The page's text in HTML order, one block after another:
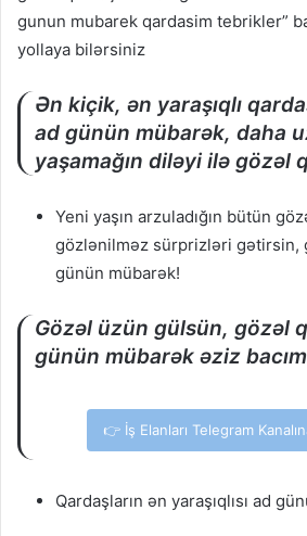
gunun mubarek qardasim tebrikler”
yollaya bilərsiniz
Ən kiçik, ən yaraşıqlı
ad günün mübarək, daha
yaşamağın diləyi ilə gözəl
Yeni yaşın arzuladığın bütün
gözlənilməz sürprizləri gətirsin,
günün mübarək!
Gözəl üzün gülsün, gözəl
günün mübarək əziz
👉 İş Elanları Telegram
Qardaşların ən yaraşıqlısı ad